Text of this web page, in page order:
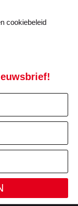
cookiebeleid